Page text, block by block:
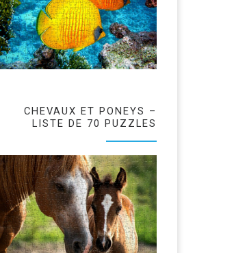
CHEVAUX ET PONEYS –
LISTE DE 70 PUZZLES